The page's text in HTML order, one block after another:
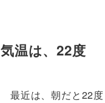
気温は、22度
最近は、朝だと22度